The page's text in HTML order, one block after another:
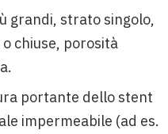
grandi, strato singolo,
chiuse, porosità
portante dello stent
impermeabile (ad es.